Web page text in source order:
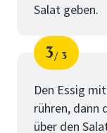
Salat geben.
Schritt
3
von
3
Den Essig
rühren, dann
über den